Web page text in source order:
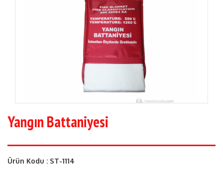
Yangın Battaniyesi
Ürün Kodu : ST-1114